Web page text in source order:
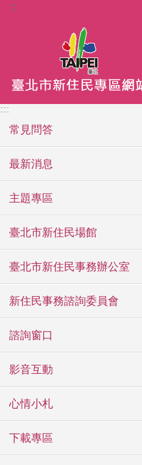
跳到主要內容區塊
:::
:::
常見問答
最新消息
主題專區
臺北市新住民場館
臺北市新住民事務辦公室
新住民事務諮詢委員會
諮詢窗口
影音互動
心情小札
下載專區